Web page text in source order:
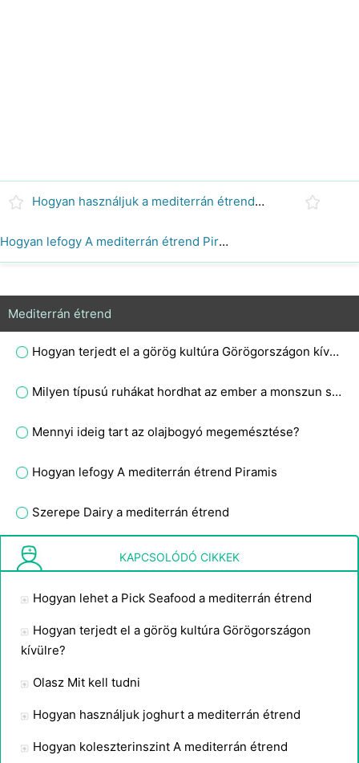
Hogyan használjuk a mediterrán étrend Food Pyramid
Hogyan lefogy A mediterrán étrend Piramis
Mediterrán étrend
Hogyan terjedt el a görög kultúra Görögországon kívülre?
Milyen típusú ruhákat hordhat az ember a monszun szezonban?
Mennyi ideig tart az olajbogyó megemésztése?
Hogyan lefogy A mediterrán étrend Piramis
Szerepe Dairy a mediterrán étrend
Hogyan használjuk a mediterrán étrend Food Pyramid
KAPCSOLÓDÓ CIKKEK
Hogyan lehet a Pick Seafood a mediterrán étrend
Hogyan terjedt el a görög kultúra Görögországon
kívülre?
Olasz Mit kell tudni
Hogyan használjuk joghurt a mediterrán étrend
Hogyan koleszterinszint A mediterrán étrend